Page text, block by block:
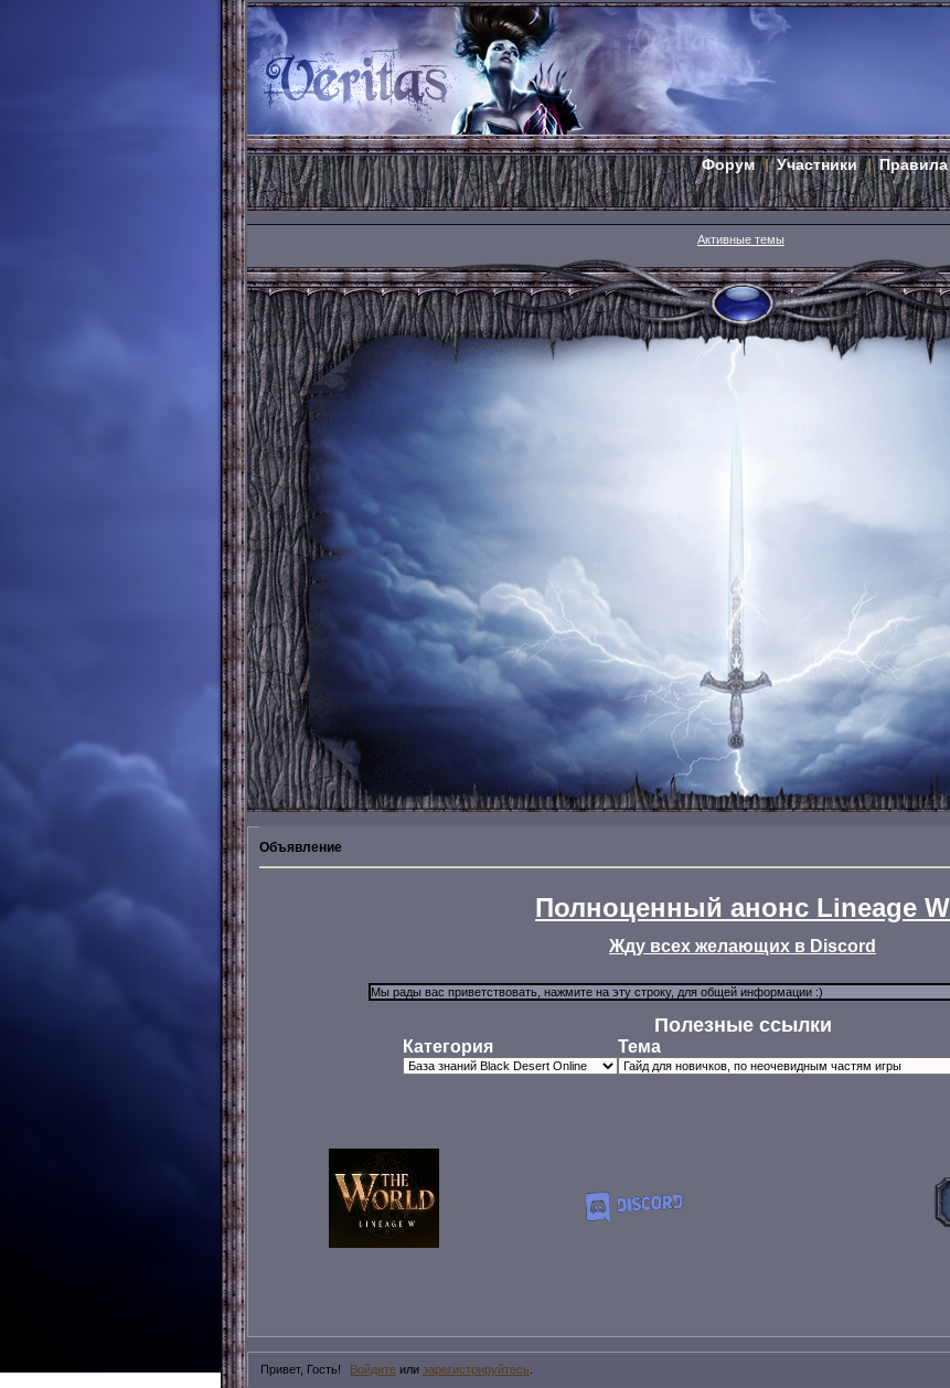
Форум Участники Правила
Активные темы
Объявление
Полноценный анонс Lineage W
Жду всех желающих в Discord
Полезные ссылки
Категория Тема
Привет, Гость! Войдите или зарегистрируйтесь